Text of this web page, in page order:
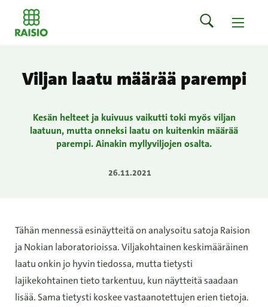
Viljan laatu määrää parempi
Kesän helteet ja kuivuus vaikutti toki myös viljan
laatuun, mutta onneksi laatu on kuitenkin määrää
parempi. Ainakin myllyviljojen osalta.
26.11.2021
Tähän mennessä esinäytteitä on analysoitu satoja Raision
ja Nokian laboratorioissa. Viljakohtainen keskimääräinen
laatu onkin jo hyvin tiedossa, mutta tietysti
lajikekohtainen tieto tarkentuu, kun näytteitä saadaan
lisää. Sama tietysti koskee vastaanotettujen erien tietoja.